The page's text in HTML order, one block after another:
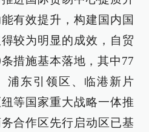
有效提升，构建国内国
较为明显的成效，自贸
措施基本落地，其中77
浦东引领区、临港新片
等国家重大战略一体推
合作区先行启动区已基